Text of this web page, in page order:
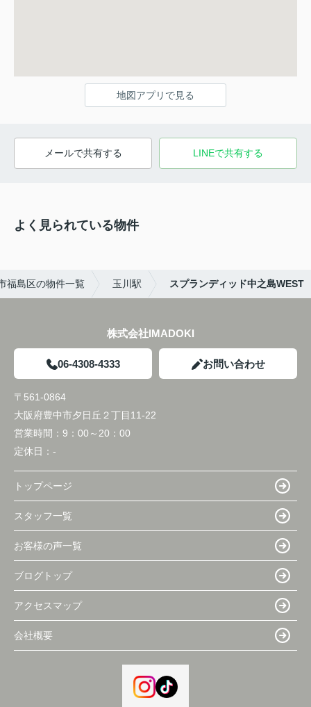
地図アプリで見る
メールで共有する LINEで共有する
よく見られている物件
福島区の物件一覧 玉川駅 スプランディッド中之島WEST
株式会社IMADOKI
06-4308-4333 お問い合わせ
〒561-0864
大阪府豊中市夕日丘２丁目11-22
営業時間： 9：00～20：00
定休日： -
トップページ
スタッフ一覧
お客様の声一覧
ブログトップ
アクセスマップ
会社概要